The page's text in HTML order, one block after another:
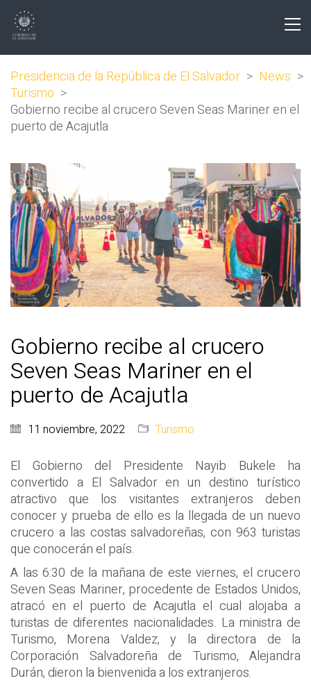
Presidencia de la República de El Salvador > News >
Turismo >
Gobierno recibe al crucero Seven Seas Mariner en el
puerto de Acajutla
Gobierno recibe al crucero
Seven Seas Mariner en el
puerto de Acajutla
11 noviembre, 2022 Turismo
El Gobierno del Presidente Nayib Bukele ha
convertido a El Salvador en un destino turístico
atractivo que los visitantes extranjeros deben
conocer y prueba de ello es la llegada de un nuevo
crucero a las costas salvadoreñas, con 963 turistas
que conocerán el país.
A las 6:30 de la mañana de este viernes, el crucero
Seven Seas Mariner, procedente de Estados Unidos,
atracó en el puerto de Acajutla el cual alojaba a
turistas de diferentes nacionalidades. La ministra de
Turismo, Morena Valdez, y la directora de la
Corporación Salvadoreña de Turismo, Alejandra
Durán, dieron la bienvenida a los extranjeros.